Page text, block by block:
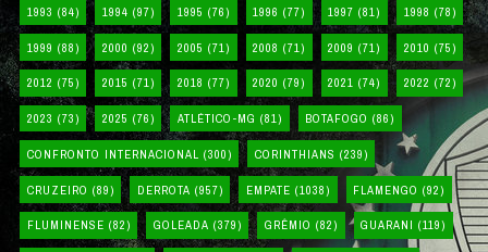
1993 (84) 1994 (97) 1995 (76) 1996 (77) 1997 (81) 1998 (78)
1999 (88) 2000 (92) 2005 (71) 2008 (71) 2009 (71) 2010 (75)
2012 (75) 2015 (71) 2018 (77) 2020 (79) 2021 (74) 2022 (72)
2023 (73) 2025 (76) ATLÉTICO-MG (81) BOTAFOGO (86)
CONFRONTO INTERNACIONAL (300) CORINTHIANS (239)
CRUZEIRO (89) DERROTA (957) EMPATE (1038) FLAMENGO (92)
FLUMINENSE (82) GOLEADA (379) GRÊMIO (82) GUARANI (119)